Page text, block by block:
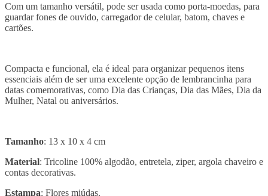
Com um tamanho versátil, pode ser usada como porta-moedas, para
guardar fones de ouvido, carregador de celular, batom, chaves e
cartões.
Compacta e funcional, ela é ideal para organizar pequenos itens
essenciais além de ser uma excelente opção de lembrancinha para
datas comemorativas, como Dia das Crianças, Dia das Mães, Dia da
Mulher, Natal ou aniversários.
Tamanho: 13 x 10 x 4 cm
Material: Tricoline 100% algodão, entretela, ziper, argola chaveiro e
contas decorativas.
Estampa: Flores miúdas.